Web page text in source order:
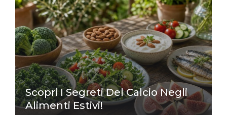
Scopri I Segreti Del Calcio Negli
Alimenti Estivi!